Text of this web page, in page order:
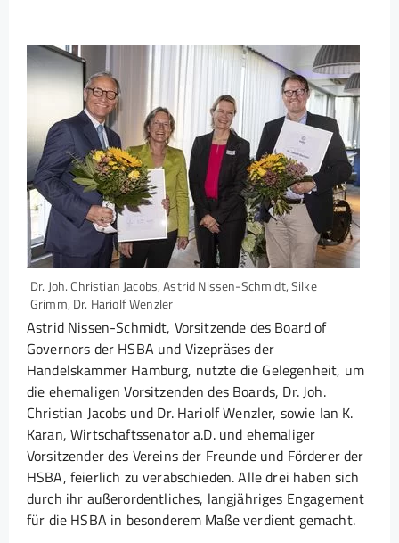
Dr. Joh. Christian Jacobs, Astrid Nissen-Schmidt, Silke
Grimm, Dr. Hariolf Wenzler
Astrid Nissen-Schmidt, Vorsitzende des Board of
Governors der HSBA und Vizepräses der
Handelskammer Hamburg, nutzte die Gelegenheit, um
die ehemaligen Vorsitzenden des Boards, Dr. Joh.
Christian Jacobs und Dr. Hariolf Wenzler, sowie Ian K.
Karan, Wirtschaftssenator a.D. und ehemaliger
Vorsitzender des Vereins der Freunde und Förderer der
HSBA, feierlich zu verabschieden. Alle drei haben sich
durch ihr außerordentliches, langjähriges Engagement
für die HSBA in besonderem Maße verdient gemacht.